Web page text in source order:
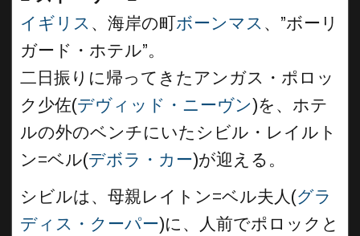
イギリス 、海岸の町ボーンマス 、”ボーリ
ガード・ホテル”。
二日振りに帰ってきたアンガス・ポロッ
ク少佐(デヴィッド・ニーヴン)を、ホテ
ルの外のベンチにいたシビル・レイルト
ン=ベル(デボラ・カー)が迎える。
シビルは、母親レイトン=ベル夫人(グラ
ディス・クーパー)に、人前でポロックと